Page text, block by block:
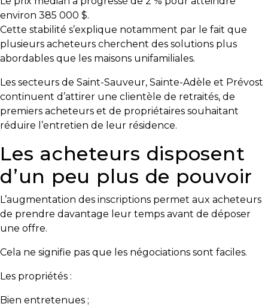
environ 385 000 $.
Cette stabilité s’explique notamment par le fait que
plusieurs acheteurs cherchent des solutions plus
abordables que les maisons unifamiliales.
Les secteurs de Saint-Sauveur, Sainte-Adèle et Prévost
continuent d’attirer une clientèle de retraités, de
premiers acheteurs et de propriétaires souhaitant
réduire l’entretien de leur résidence.
Les acheteurs disposent
d’un peu plus de pouvoir
L’augmentation des inscriptions permet aux acheteurs
de prendre davantage leur temps avant de déposer
une offre.
Cela ne signifie pas que les négociations sont faciles.
Les propriétés :
Bien entretenues ;